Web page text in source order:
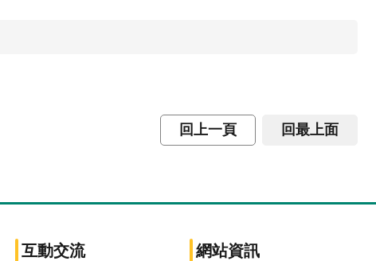
回上一頁 回最上面
互動交流 網站資訊